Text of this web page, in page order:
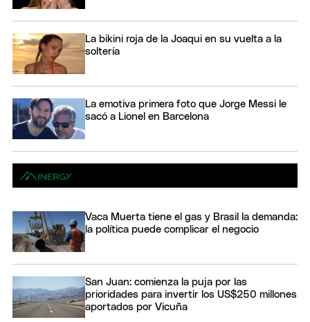
La bikini roja de la Joaqui en su vuelta a la
soltería
La emotiva primera foto que Jorge Messi le
sacó a Lionel en Barcelona
Vaca Muerta tiene el gas y Brasil la demanda:
la política puede complicar el negocio
San Juan: comienza la puja por las
prioridades para invertir los US$250 millones
aportados por Vicuña